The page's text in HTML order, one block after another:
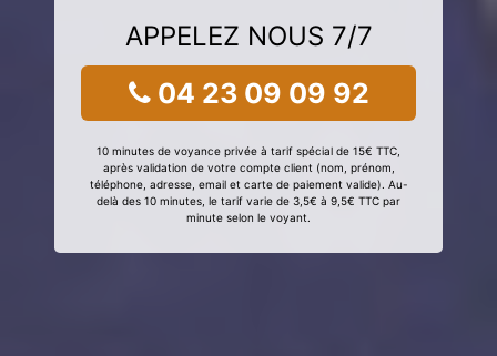
APPELEZ NOUS 7/7
04 23 09 09 92
10 minutes de voyance privée à tarif spécial de 15€ TTC,
après validation de votre compte client (nom, prénom,
téléphone, adresse, email et carte de paiement valide). Au-
delà des 10 minutes, le tarif varie de 3,5€ à 9,5€ TTC par
minute selon le voyant.